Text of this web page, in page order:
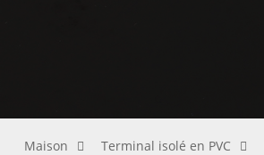
Maison Terminal isolé en PVC